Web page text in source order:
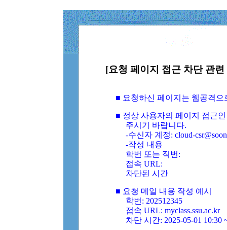
[요청 페이지 접근 차단 관
■ 요청하신 페이지는 웹공격
■ 정상 사용자의 페이지 접근
주시기 바랍니다.
-수신자 계정: cloud-
-작성 내용
학번 또는 직번:
접속 URL:
차단된 시간
■ 요청 메일 내용 작성 예시
학번: 202512345
접속 URL: myclass.ssu.ac.kr
차단 시간: 2025-05-01 10:30